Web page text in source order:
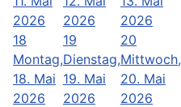
2026
2026
2026
18
Montag,
18. Mai
2026
19
Dienstag,
19. Mai
2026
20
Mittwoch,
20. Mai
2026